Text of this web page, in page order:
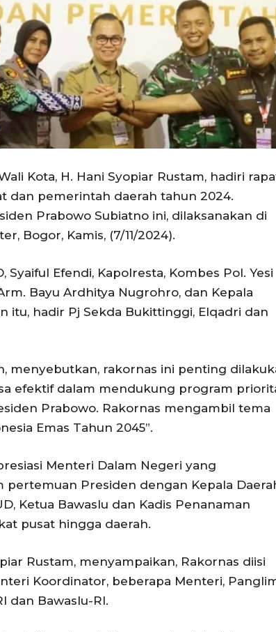
Kota, H. Hani Syopiar Rustam, hadiri
dan pemerintah daerah tahun 2024.
Prabowo Subiatno ini, dilaksanakan di
Bogor, Kamis, (7/11/2024).
Syaiful Efendi, Kapolresta, Kombes Pol. Yesi
Bayu Ardhitya Nugrohro, dan Kepala
itu, hadir Pj Sekda Bukittinggi, Elqadri dan
menyebutkan, rakornas ini penting
efektif dalam mendukung program
Prabowo. Rakornas mengambil tema
Emas Tahun 2045”.
Menteri Dalam Negeri yang
Presiden dengan Kepala
Ketua Bawaslu dan Kadis Penanaman
pusat hingga daerah.
Rustam, menyampaikan, Rakornas diisi
Koordinator, beberapa Menteri,
dan Bawaslu-RI.